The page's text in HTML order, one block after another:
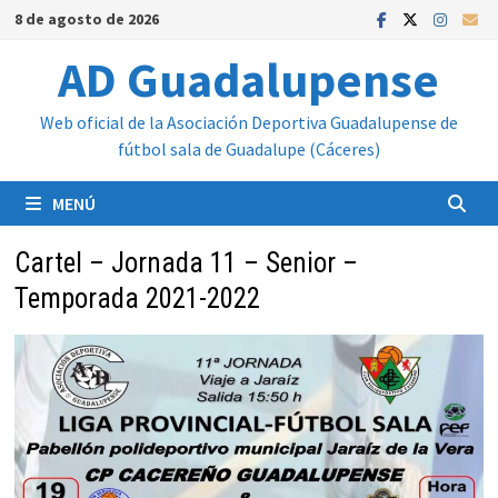
Saltar
contenido
8 de agosto de 2026
AD Guadalupense
Web oficial de la Asociación Deportiva Guadalupense de
fútbol sala de Guadalupe (Cáceres)
MENÚ
Cartel – Jornada 11 – Senior –
Temporada 2021-2022